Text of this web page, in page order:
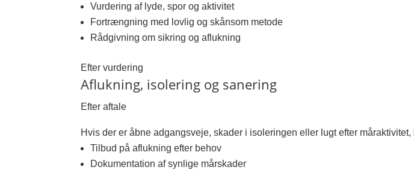
Vurdering af lyde, spor og aktivitet
Fortrængning med lovlig og skånsom metode
Rådgivning om sikring og aflukning
Efter vurdering
Aflukning, isolering og sanering
Efter aftale
Hvis der er åbne adgangsveje, skader i isoleringen eller lugt efter
Tilbud på aflukning efter behov
Dokumentation af synlige mårskader